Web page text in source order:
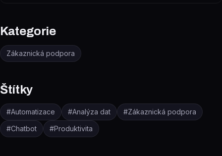
Kategorie
Zákaznická podpora
Štítky
#Automatizace #Analýza dat #Zákaznická podpora
#Chatbot #Produktivita